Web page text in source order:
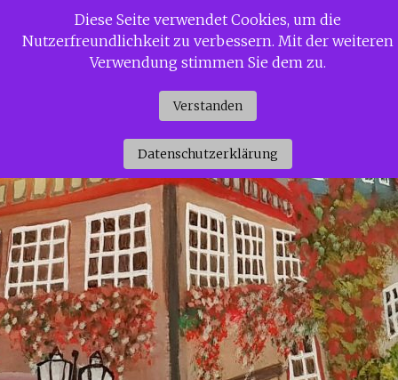
InhaltSiggi Gerdaus Welt
Diese Seite verwendet Cookies, um die
Nutzerfreundlichkeit zu verbessern. Mit der weiteren
Verwendung stimmen Sie dem zu.
Verstanden
Datenschutzerklärung